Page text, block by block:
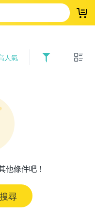
登
人氣
他條件吧！
尋